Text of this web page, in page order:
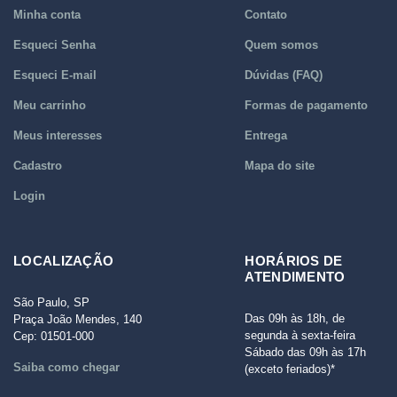
Minha conta
Esqueci Senha
Esqueci E-mail
Meu carrinho
Meus interesses
Cadastro
Login
Contato
Quem somos
Dúvidas (FAQ)
Formas de pagamento
Entrega
Mapa do site
LOCALIZAÇÃO
São Paulo, SP
Praça João Mendes, 140
Cep: 01501-000
Saiba como chegar
HORÁRIOS DE
ATENDIMENTO
Das 09h às 18h, de
segunda à sexta-feira
Sábado das 09h às 17h
(exceto feriados)*